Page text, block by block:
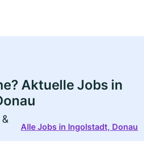
Aktuelle Jobs in
Alle Jobs in Ingolstadt, Donau